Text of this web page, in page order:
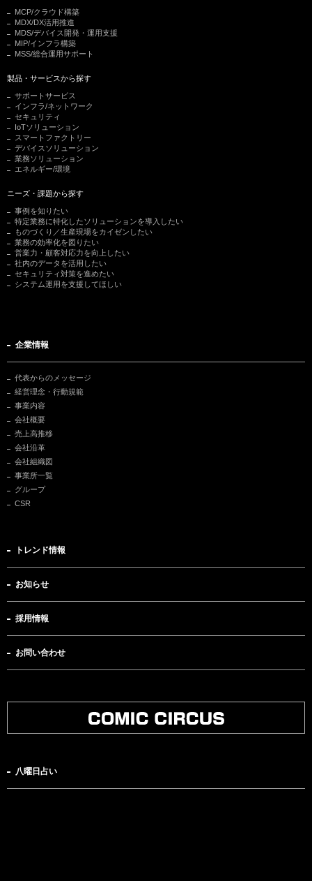
MCP/クラウド構築
MDX/DX活用推進
MDS/デバイス開発・運用支援
MIP/インフラ構築
MSS/総合運用サポート
製品・サービスから探す
サポートサービス
インフラ/ネットワーク
セキュリティ
IoTソリューション
スマートファクトリー
デバイスソリューション
業務ソリューション
エネルギー/環境
ニーズ・課題から探す
事例を知りたい
特定業務に特化したソリューションを導入したい
ものづくり／生産現場をカイゼンしたい
業務の効率化を図りたい
営業力・顧客対応力を向上したい
社内のデータを活用したい
セキュリティ対策を進めたい
システム運用を支援してほしい
企業情報
代表からのメッセージ
経営理念・行動規範
事業内容
会社概要
売上高推移
会社沿革
会社組織図
事業所一覧
グループ
CSR
トレンド情報
お知らせ
採用情報
お問い合わせ
八曜日占い